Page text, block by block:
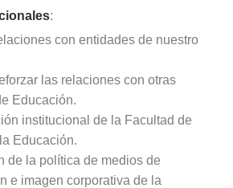
:
con entidades de nuestro
las relaciones con otras
Educación.
institucional de la Facultad de
Educación.
de la política de medios de
e imagen corporativa de la